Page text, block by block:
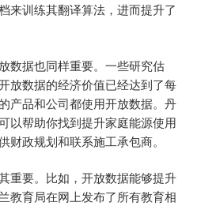
来训练其翻译算法，进而提升了
数据也同样重要。一些研究估
放数据的经济价值已经达到了每
产品和公司都使用开放数据。丹
以帮助你找到提升家庭能源使用
财政规划和联系施工承包商。
重要。比如，开放数据能够提升
教育局在网上发布了所有教育相